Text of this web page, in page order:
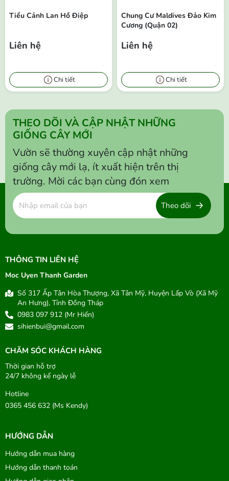
Tiểu Cảnh Lan Hồ Điệp
Liên hệ
Chi tiết
Chung Cư Maldives Đảo Kim
Cương (Quận 02)
Liên hệ
Chi tiết
THEO DÕI VÀ CẬP NHẬT NHỮNG
GIỐNG CÂY MỚI
Vườn sẽ thường xuyên cập nhật những
giống cây mới lạ, ít xuất hiện trên thị
trường. Mời các bạn cùng đón xem
Theo dõi
THÔNG TIN LIÊN HỆ
Moc Uyen Thanh Garden
Số 317 Ấp Tân Hòa Thượng, Xã Tân Mỹ, Huyện Lấp Vò (Xã Mỹ
An Hưng), Tỉnh Đồng Tháp
0983 097 912 (Mr Hiến)
sihienbui@gmail.com
CHĂM SÓC KHÁCH HÀNG
Thời gian hỗ trợ
24/7 không kể ngày lễ
Hotline
0365 456 632 (Ms Kendy)
HƯỚNG DẪN
Hướng dẫn mua hàng
Hướng dẫn thanh toán